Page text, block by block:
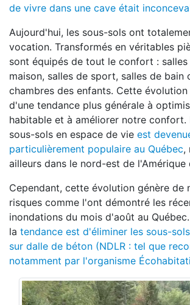
de vivre dans une cave était
Aujourd'hui, les sous-sols ont
vocation. Transformés en véritables
sont équipés de tout le confort : salles
maison, salles de sport, salles de bain
chambres des enfants. Cette
d'une tendance plus générale à
habitable et à améliorer notre confort.
sous-sols en espace de vie est
particulièrement populaire au Québec,
ailleurs dans le nord-est de l'Amérique
Cependant, cette évolution génère de
risques comme l'ont démontré les
inondations du mois d'août au
la tendance est d'éliminer les sous-
sur dalle de béton (NDLR : tel que
notamment par l'organisme